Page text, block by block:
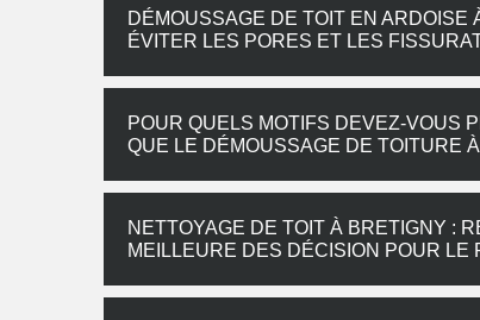
DÉMOUSSAGE DE TOIT EN
ÉVITER LES PORES ET LES
POUR QUELS MOTIFS DEVEZ-VOUS
QUE LE DÉMOUSSAGE DE TOITURE
NETTOYAGE DE TOIT À BRETIGNY :
MEILLEURE DES DÉCISION POUR LE